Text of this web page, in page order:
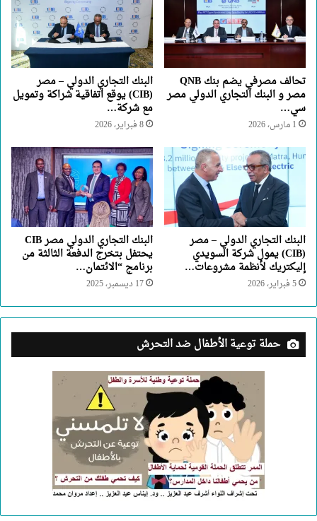
تحالف مصرفي يضم بنك QNB
مصر و البنك التجاري الدولي مصر
سي…
1 مارس، 2026
البنك التجاري الدولي – مصر
(CIB) يوقع اتفاقية شراكة وتمويل
مع شركة…
8 فبراير، 2026
البنك التجاري الدولي – مصر
(CIB) يمول شركة السويدي
إليكتريك لأنظمة مشروعات…
5 فبراير، 2026
البنك التجاري الدولي مصر CIB
يحتفل بتخرج الدفعة الثالثة من
برنامج “الائتمان…
17 ديسمبر، 2025
حملة توعية الأطفال ضد التحرش